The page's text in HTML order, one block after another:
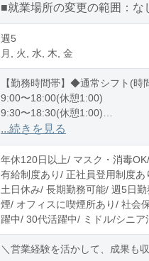
■就業場所の変更の範囲：な
週5
月, 火, 水, 木, 金
【勤務時間帯】◆通常シフト(時
9:00〜18:00(休憩1:00)
9:30〜18:30(休憩1:00)
10:00〜19:00(休憩1:00)
※残業：5〜15時間程度/月
...続きを見る
年休120日以上/ マスク・消毒
有給制度あり/ 正社員登用制度
土日休み/ 長期勤務可能/ 週5日
煙/ オフィスに喫煙所あり/ 社会
躍中/ 30代活躍中/ ミドル/シニア
＼営業経験を活かして、成果も